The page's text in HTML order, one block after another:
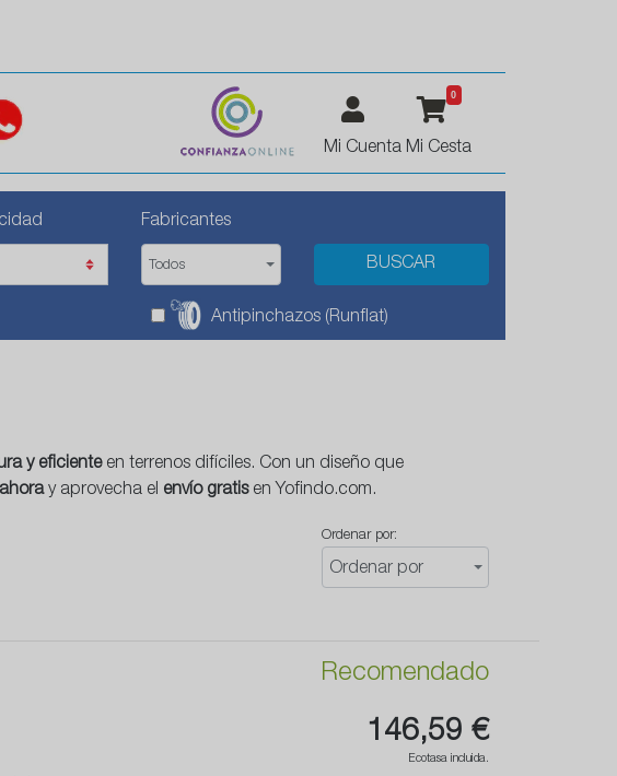
Mi Cuenta
0
Mi Cesta
Fabricantes
Todos
Antipinchazos (Runflat)
y eficienteen terrenos difíciles. Con un diseño que
y aprovecha el envío gratisen Yofindo.com.
Ordenar por:
Ordenar por
Recomendado
146,59 €
Ecotasa incluida.